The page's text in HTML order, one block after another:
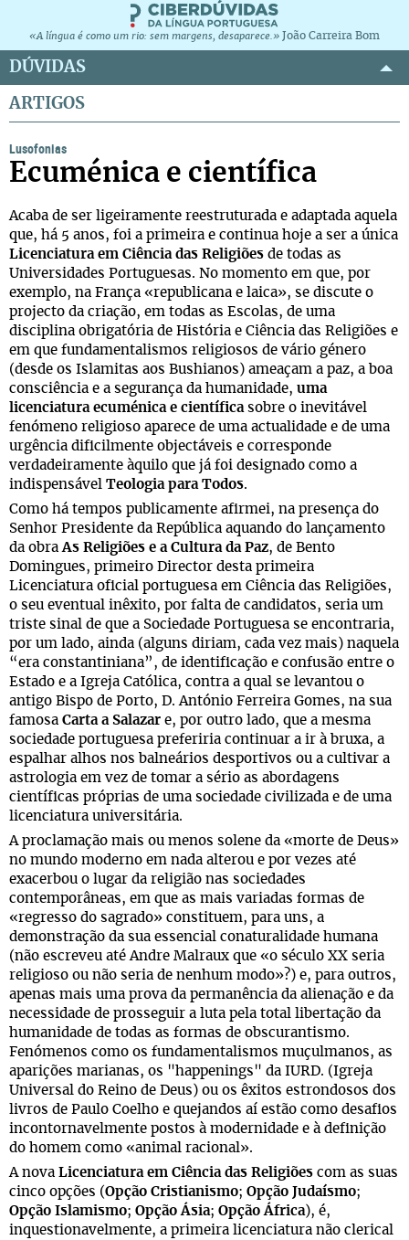
«A língua é como um rio: sem margens, desaparece.» João Carreira Bom
DÚVIDAS
ARTIGOS
Lusofonias
Ecuménica e científica
Acaba de ser ligeiramente reestruturada e adaptada aquela
que, há 5 anos, foi a primeira e continua hoje a ser a única
Licenciatura em Ciência das Religiões de todas as
Universidades Portuguesas. No momento em que, por
exemplo, na França «republicana e laica», se discute o
projecto da criação, em todas as Escolas, de uma
disciplina obrigatória de História e Ciência das Religiões e
em que fundamentalismos religiosos de vário género
(desde os Islamitas aos Bushianos) ameaçam a paz, a boa
consciência e a segurança da humanidade, uma
licenciatura ecuménica e científicasobre o inevitável
fenómeno religioso aparece de uma actualidade e de uma
urgência dificilmente objectáveis e corresponde
verdadeiramente àquilo que já foi designado como a
indispensável Teologia para Todos.
Como há tempos publicamente afirmei, na presença do
Senhor Presidente da República aquando do lançamento
da obraAs Religiões e a Cultura da Paz, de Bento
Domingues, primeiro Director desta primeira
Licenciatura oficial portuguesa em Ciência das Religiões,
o seu eventual inêxito, por falta de candidatos, seria um
triste sinal de que a Sociedade Portuguesa se encontraria,
por um lado, ainda (alguns diriam, cada vez mais) naquela
“era constantiniana”, de identificação e confusão entre o
Estado e a Igreja Católica, contra a qual se levantou o
antigo Bispo de Porto, D. António Ferreira Gomes, na sua
famosa Carta a Salazar e, por outro lado, que a mesma
sociedade portuguesa preferiria continuar a ir à bruxa, a
espalhar alhos nos balneários desportivos ou a cultivar a
astrologia em vez de tomar a sério as abordagens
científicas próprias de uma sociedade civilizada e de uma
licenciatura universitária.
A proclamação mais ou menos solene da «morte de Deus»
no mundo moderno em nada alterou e por vezes até
exacerbou o lugar da religião nas sociedades
contemporâneas, em que as mais variadas formas de
«regresso do sagrado» constituem, para uns, a
demonstração da sua essencial conaturalidade humana
(não escreveu até Andre Malraux que «o século XX seria
religioso ou não seria de nenhum modo»?) e, para outros,
apenas mais uma prova da permanência da alienação e da
necessidade de prosseguir a luta pela total libertação da
humanidade de todas as formas de obscurantismo.
Fenómenos como os fundamentalismos muçulmanos, as
aparições marianas, os "happenings" da IURD. (Igreja
Universal do Reino de Deus) ou os êxitos estrondosos dos
livros de Paulo Coelho e quejandos aí estão como desafios
incontornavelmente postos à modernidade e à definição
do homem como «animal racional».
A nova Licenciatura em Ciência das Religiões com as suas
cinco opções (Opção Cristianismo; Opção Judaísmo;
Opção Islamismo; Opção Ásia; Opção África), é,
inquestionavelmente, a primeira licenciatura não clerical